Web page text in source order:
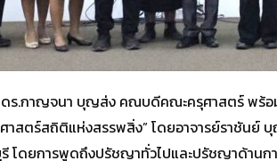
ดร.กาญจนา บุญส่ง คณบดีคณะครุศาสตร์ พร้
าสตร์สถิติแห่งสรรพสิ่ง” โดยอาจารย์ราชัน
ดยการพูดถึงปรัชญาทั่วไปและปรัชญาด้านก